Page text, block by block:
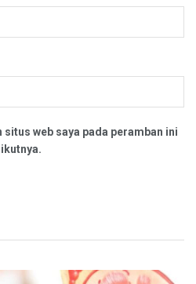
web saya pada peramban ini